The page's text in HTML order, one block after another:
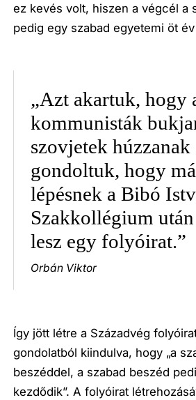
ez kevés volt, hiszen a végcél a
pedig egy szabad egyetemi öt
„Azt akartuk, hogy
kommunisták
szovjetek húzzanak
gondoltuk, hogy
lépésnek a Bibó
Szakkollégium
lesz egy folyóirat.”
Orbán Viktor
Így jött létre a Századvég
gondolatból kiindulva, hogy „a
beszéddel, a szabad beszéd
kezdődik”. A folyóirat